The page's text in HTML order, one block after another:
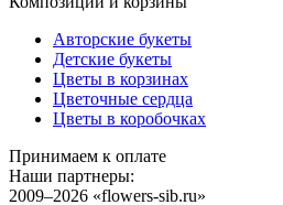
Авторские букеты
Детские букеты
Цветы в корзинах
Цветочные сердца
Цветы в коробочках
Принимаем к оплате
Наши партнеры:
2009–2026 «flowers-sib.ru»